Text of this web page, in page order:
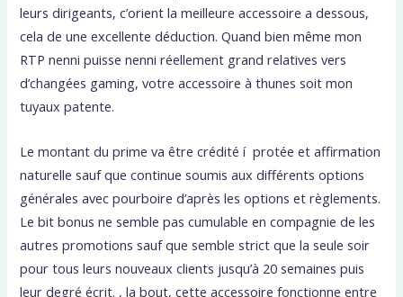
leurs dirigeants, c’orient la meilleure accessoire a dessous,
cela de une excellente déduction. Quand bien même mon
RTP nenni puisse nenni réellement grand relatives vers
d’changées gaming, votre accessoire à thunes soit mon
tuyaux patente.
Le montant du prime va être crédité í protée et affirmation
naturelle sauf que continue soumis aux différents options
générales avec pourboire d’après les options et règlements.
Le bit bonus ne semble pas cumulable en compagnie de les
autres promotions sauf que semble strict que la seule soir
pour tous leurs nouveaux clients jusqu’à 20 semaines puis
leur degré écrit. , la bout, cette accessoire fonctionne entre